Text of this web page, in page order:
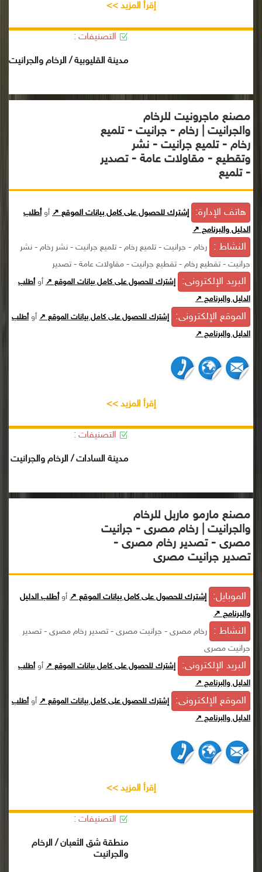
إقرأ المزيد >>
التصنيفات :
مدينة القليوبية / الرخام والجرانيت
مصنع ماجرونيت للرخام
والجرانيت | رخام - جرانيت - تلميع
رخام - تلميع جرانيت - نشر
وتقطيع - مقاولات عامة - تصدير
- تلميع
هاتف الإدارة: إشترك للحصول على كامل بيانات الموقع ↗ أوأطلب
الدليل والبرنامج ↗
النشاط :
رخام - جرانيت - تلميع رخام - تلميع جرانيت - نشر رخام - نشر
جرانيت - تقطيع رخام - تقطيع جرانيت - مقاولات عامة - تصدير
البريد الإلكترونى: إشترك للحصول على كامل بيانات الموقع ↗ أوأطلب
الدليل والبرنامج ↗
الموقع الإلكترونى: إشترك للحصول على كامل بيانات الموقع ↗ أوأطلب
الدليل والبرنامج ↗
إقرأ المزيد >>
التصنيفات :
مدينة السادات / الرخام والجرانيت
مصنع مارمو ماربل للرخام
والجرانيت | رخام مصرى - جرانيت
مصرى - تصدير رخام مصرى -
تصدير جرانيت مصرى
الموبايل: إشترك للحصول على كامل بيانات الموقع ↗ أوأطلب الدليل
والبرنامج ↗
النشاط :
رخام مصرى - جرانيت مصرى - تصدير رخام مصرى - تصدير
جرانيت مصرى
البريد الإلكترونى: إشترك للحصول على كامل بيانات الموقع ↗ أوأطلب
الدليل والبرنامج ↗
الموقع الإلكترونى: إشترك للحصول على كامل بيانات الموقع ↗ أوأطلب
الدليل والبرنامج ↗
إقرأ المزيد >>
التصنيفات :
منطقة شق الثعبان / الرخام
والجرانيت